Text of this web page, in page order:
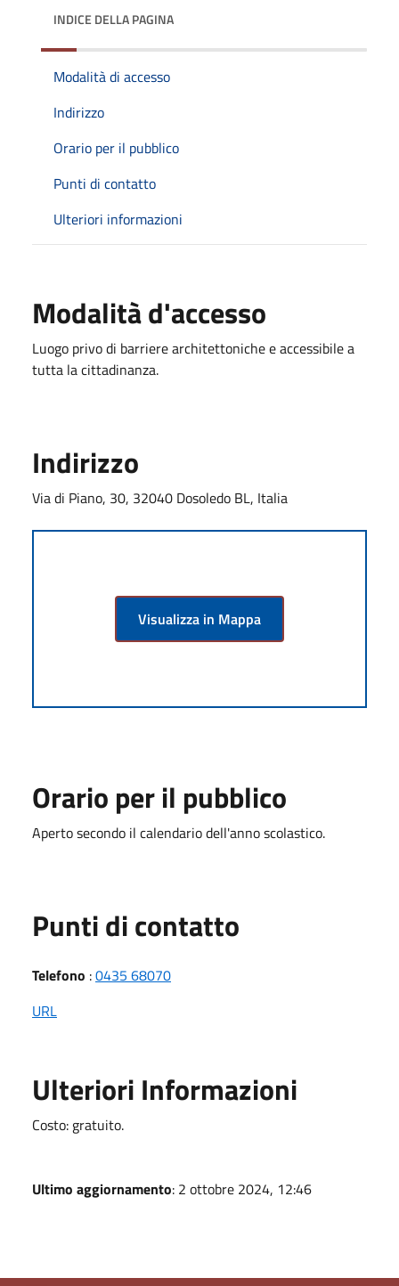
INDICE DELLA PAGINA
Modalità di accesso
Indirizzo
Orario per il pubblico
Punti di contatto
Ulteriori informazioni
Modalità d'accesso
Luogo privo di barriere architettoniche e accessibile a
tutta la cittadinanza.
Indirizzo
Via di Piano, 30, 32040 Dosoledo BL, Italia
Visualizza in Mappa
Orario per il pubblico
Aperto secondo il calendario dell'anno scolastico.
Punti di contatto
Telefono :0435 68070
URL
Ulteriori Informazioni
Costo: gratuito.
Ultimo aggiornamento: 2 ottobre 2024, 12:46